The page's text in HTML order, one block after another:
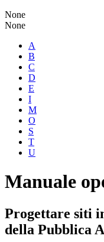
None
None
A
B
C
D
E
I
M
O
S
T
U
Manuale
Progettare siti
della Pubblica